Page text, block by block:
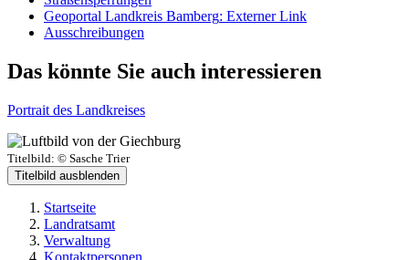
Geoportal Landkreis Bamberg: Externer Link
Ausschreibungen
Das könnte Sie auch interessieren
Portrait des Landkreises
Titelbild: © Sasche Trier
Titelbild ausblenden
Startseite
Landratsamt
Verwaltung
Kontaktpersonen